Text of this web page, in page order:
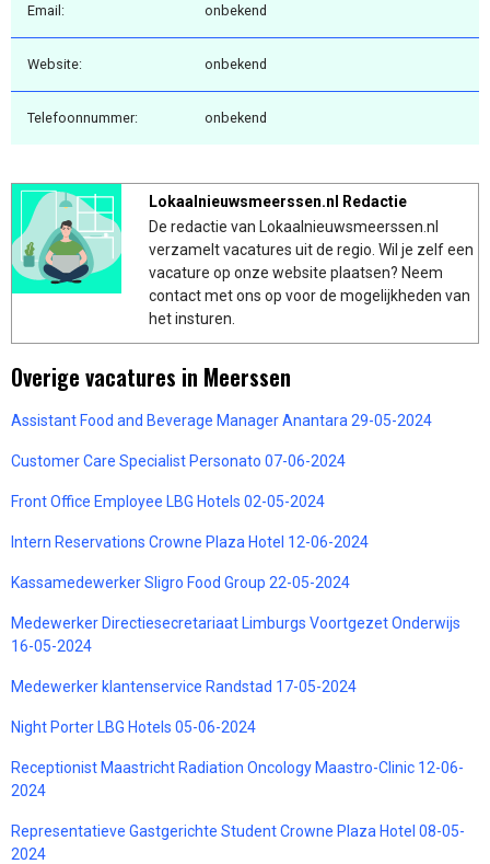
Email: onbekend
Website: onbekend
Telefoonnummer: onbekend
Lokaalnieuwsmeerssen.nl Redactie
De redactie van Lokaalnieuwsmeerssen.nl
verzamelt vacatures uit de regio. Wil je zelf een
vacature op onze website plaatsen? Neem
contact met ons op voor de mogelijkheden van
het insturen.
Overige vacatures in Meerssen
Assistant Food and Beverage Manager Anantara 29-05-2024
Customer Care Specialist Personato 07-06-2024
Front Office Employee LBG Hotels 02-05-2024
Intern Reservations Crowne Plaza Hotel 12-06-2024
Kassamedewerker Sligro Food Group 22-05-2024
Medewerker Directiesecretariaat Limburgs Voortgezet Onderwijs
16-05-2024
Medewerker klantenservice Randstad 17-05-2024
Night Porter LBG Hotels 05-06-2024
Receptionist Maastricht Radiation Oncology Maastro-Clinic 12-06-
2024
Representatieve Gastgerichte Student Crowne Plaza Hotel 08-05-
2024